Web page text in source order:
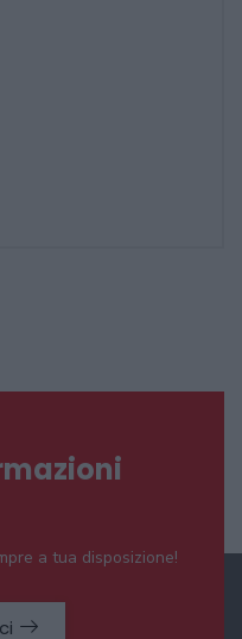
a tua disposizione!